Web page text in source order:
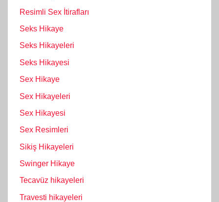
Resimli Sex İtirafları
Seks Hikaye
Seks Hikayeleri
Seks Hikayesi
Sex Hikaye
Sex Hikayeleri
Sex Hikayesi
Sex Resimleri
Sikiş Hikayeleri
Swinger Hikaye
Tecavüz hikayeleri
Travesti hikayeleri